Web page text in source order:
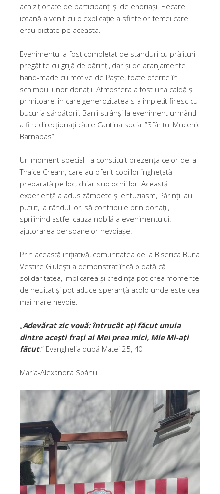
achiziționate de participanți și de enoriași. Fiecare
icoană a venit cu o explicație a sfintelor femei care
erau pictate pe aceasta.
Evenimentul a fost completat de standuri cu prăjituri
pregătite cu grijă de părinți, dar și de aranjamente
hand-made cu motive de Paște, toate oferite în
schimbul unor donații. Atmosfera a fost una caldă și
primitoare, în care generozitatea s-a împletit firesc cu
bucuria sărbătorii. Banii strânși la eveniment urmând
a fi redirecționați către Cantina social ”Sfântul Mucenic
Barnabas”.
Un moment special l-a constituit prezența celor de la
Thaice Cream, care au oferit copiilor înghețată
preparată pe loc, chiar sub ochii lor. Această
experiență a adus zâmbete și entuziasm, Părinții au
putut, la rândul lor, să contribuie prin donații,
sprijinind astfel cauza nobilă a evenimentului:
ajutorarea persoanelor nevoiașe.
Prin această inițiativă, comunitatea de la Biserica Buna
Vestire Giulești a demonstrat încă o dată că
solidaritatea, implicarea și credința pot crea momente
de neuitat și pot aduce speranță acolo unde este cea
mai mare nevoie.
„Adevărat zic vouă: întrucât ați făcut unuia
dintre acești frați ai Mei prea mici, Mie Mi-ați
făcut.” Evanghelia după Matei 25, 40
Maria-Alexandra Spânu